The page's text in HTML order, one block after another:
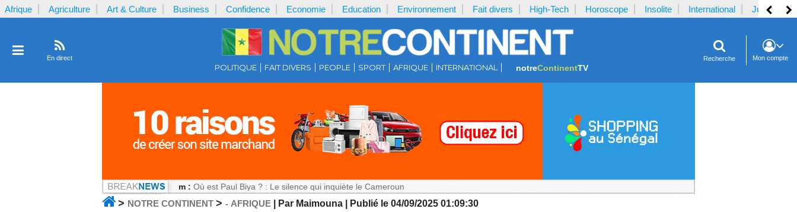
Afrique Agriculture Art & Culture Business Confidence Economie Education Environnement Fait divers High-Tech Horoscope Insolite International Justice
En direct
POLITIQUE FAIT DIVERS PEOPLE SPORT AFRIQUE INTERNATIONAL notreContinentTV
Recherche Mon compte
Notrecontinent.com : Où est Paul Biya ? : Le silence qui inquiète le Cameroun
> NOTRE CONTINENT > - AFRIQUE | Par Maimouna | Publié le 04/09/2025 01:09:30